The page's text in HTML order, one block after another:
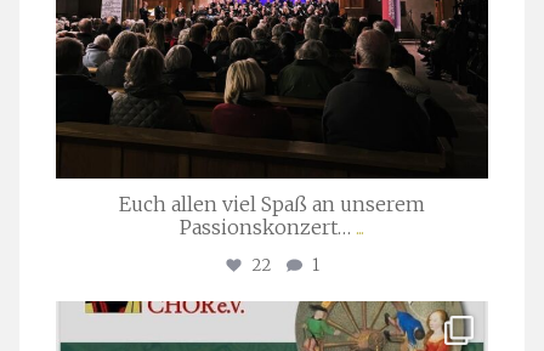
Euch allen viel Spaß an unserem
Passionskonzert… ...
22 1
stuttgarter_oratorienchor
Juli 22